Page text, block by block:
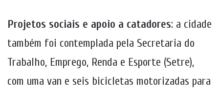
Projetos sociais e apoio a catadores: a cidade
também foi contemplada pela Secretaria do
Trabalho, Emprego, Renda e Esporte (Setre),
com uma van e seis bicicletas motorizadas para